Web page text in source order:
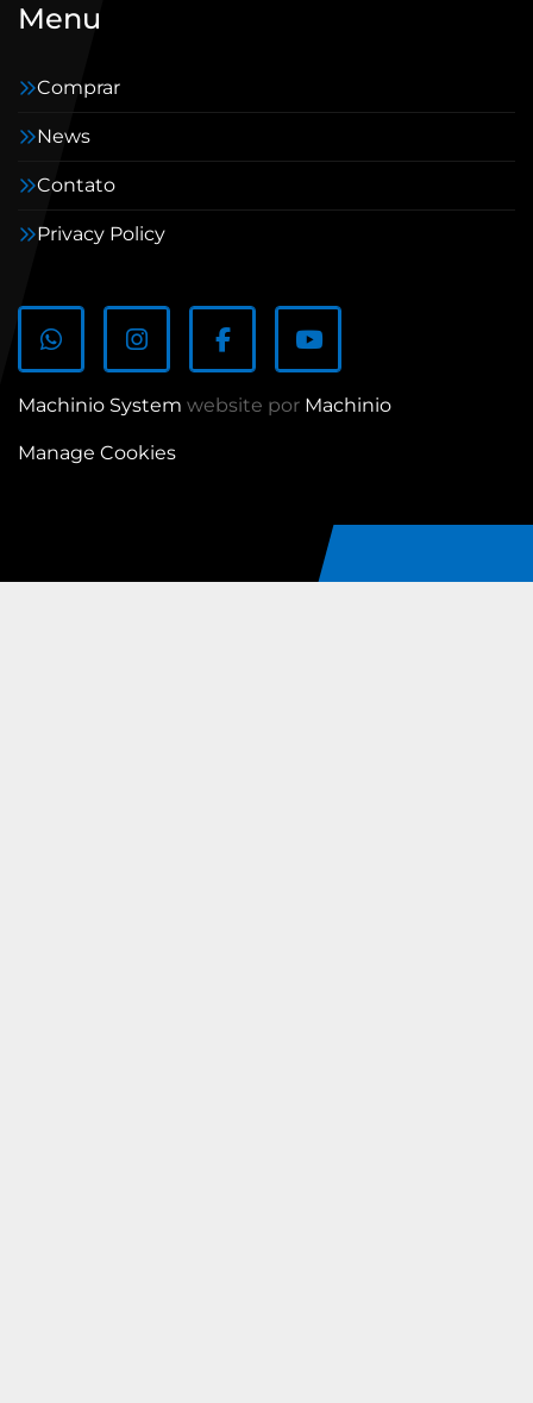
lubrificantes.
Menu
Comprar
News
Contato
Privacy Policy
whatsappinstagramfacebookyoutube
Machinio System website por Machinio
Manage Cookies